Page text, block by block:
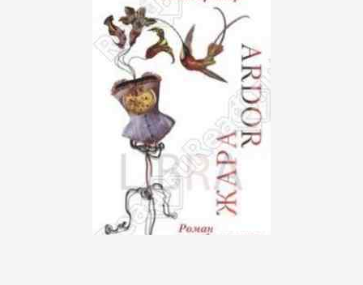
ЛЮБОВНЫЕ
РОМАНЫ
Зарубежные
Исторические